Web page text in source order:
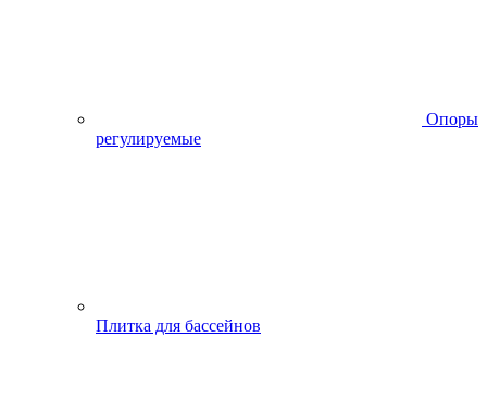
Опоры
регулируемые
Плитка для бассейнов